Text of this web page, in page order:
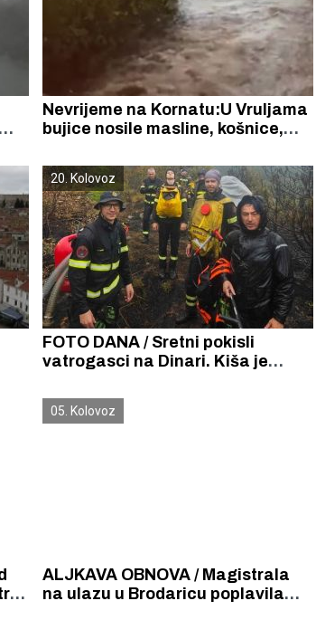
Nevrijeme na Kornatu:U Vruljama
bujice nosile masline, košnice,
20. Kolovoz
FOTO DANA / Sretni pokisli
vatrogasci na Dinari. Kiša je
danima harao Krovom Hrvatske.
05. Kolovoz
ALJKAVA OBNOVA / Magistrala
na ulazu u Brodaricu poplavila